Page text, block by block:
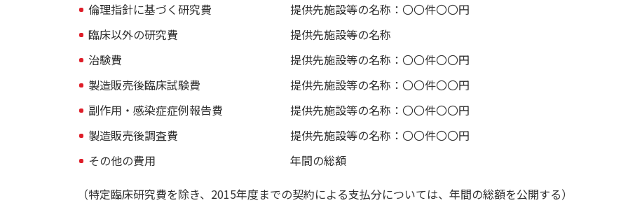
倫理指針に基づく研究費
提供先施設等の名称：〇〇件〇〇円
臨床以外の研究費
提供先施設等の名称
治験費
提供先施設等の名称：〇〇件〇〇円
製造販売後臨床試験費
提供先施設等の名称：〇〇件〇〇円
副作用・感染症症例報告費
提供先施設等の名称：〇〇件〇〇円
製造販売後調査費
提供先施設等の名称：〇〇件〇〇円
その他の費用
年間の総額
（特定臨床研究費を除き、2015年度までの契約による支払分については、年間の総額を公開する）